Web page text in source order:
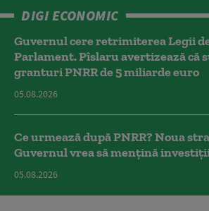
DIGI ECONOMIC
Guvernul cere retrimiterea Legii
Parlament. Pîslaru avertizează că
granturi PNRR de 5 miliarde euro
05.08.2026
Ce urmează după PNRR? Noua
Guvernul vrea să mențină
05.08.2026